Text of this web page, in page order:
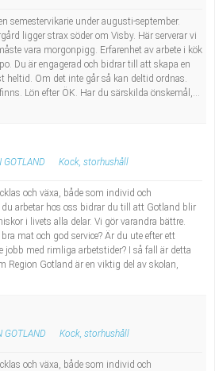
semestervikarie under augusti-september.
ligger strax söder om Visby. Här serverar vi
vara morgonpigg. Erfarenhet av arbete i kök
Du är engagerad och bidrar till att skapa en
heltid. Om det inte går så kan deltid ordnas.
Lön efter ÖK. Har du särskilda önskemål,...
GOTLAND Kock, storhushåll
och växa, både som individ och
arbetar hos oss bidrar du till att Gotland blir
i livets alla delar. Vi gör varandra bättre.
mat och god service? Är du ute efter ett
jobb med rimliga arbetstider? I så fall är detta
Region Gotland är en viktig del av skolan,
GOTLAND Kock, storhushåll
och växa, både som individ och